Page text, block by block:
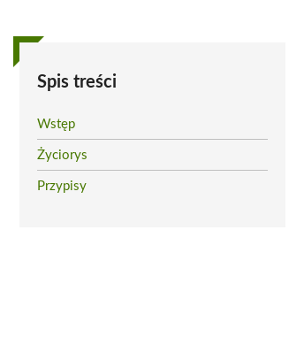
Spis treści
Wstęp
Życiorys
Przypisy